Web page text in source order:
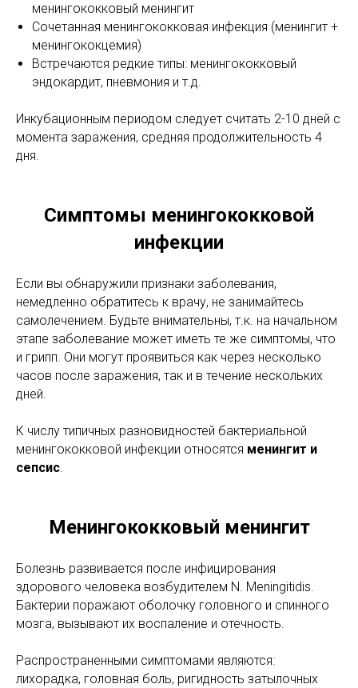
менингококковый менингит
Сочетанная менингококковая инфекция (менингит +
менингококцемия)
Встречаются редкие типы: менингококковый
эндокардит, пневмония и т.д.
Инкубационным периодом следует считать 2-10 дней с
момента заражения, средняя продолжительность 4
дня.
Симптомы менингококковой
инфекции
Если вы обнаружили признаки заболевания,
немедленно обратитесь к врачу, не занимайтесь
самолечением. Будьте внимательны, т.к. на начальном
этапе заболевание может иметь те же симптомы, что
и грипп. Они могут проявиться как через несколько
часов после заражения, так и в течение нескольких
дней.
К числу типичных разновидностей бактериальной
менингококковой инфекции относятся менингит и
сепсис.
Менингококковый менингит
Болезнь развивается после инфицирования
здорового человека возбудителем N. Meningitidis.
Бактерии поражают оболочку головного и спинного
мозга, вызывают их воспаление и отечность.
Распространенными симптомами являются:
лихорадка, головная боль, ригидность затылочных